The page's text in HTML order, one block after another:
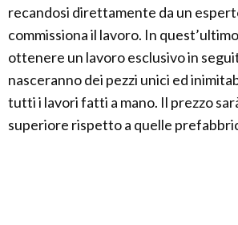
recandosi direttamente da un
commissiona il lavoro. In
ottenere un lavoro esclusivo in
nasceranno dei pezzi unici ed
tutti i lavori fatti a mano. Il prezzo
superiore rispetto a quelle